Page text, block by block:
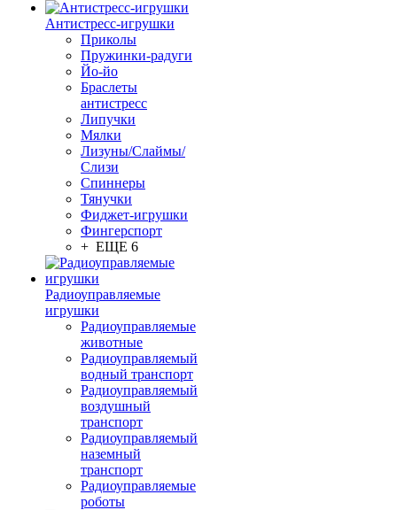
Антистресс-игрушки
Приколы
Пружинки-радуги
Йо-йо
Браслеты
антистресс
Липучки
Мялки
Лизуны/Слаймы/
Слизи
Спиннеры
Тянучки
Фиджет-игрушки
Фингерспорт
+ ЕЩЕ 6
Радиоуправляемые
игрушки
Радиоуправляемые
животные
Радиоуправляемый
водный транспорт
Радиоуправляемый
воздушный
транспорт
Радиоуправляемый
наземный
транспорт
Радиоуправляемые
роботы